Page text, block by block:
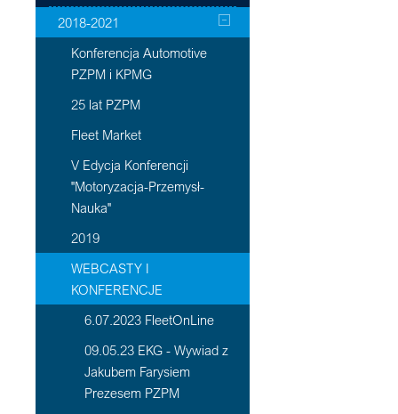
2018-2021
Konferencja Automotive
PZPM i KPMG
25 lat PZPM
Fleet Market
V Edycja Konferencji
"Motoryzacja-Przemysł-
Nauka"
2019
WEBCASTY I
KONFERENCJE
6.07.2023 FleetOnLine
09.05.23 EKG - Wywiad z
Jakubem Farysiem
Prezesem PZPM